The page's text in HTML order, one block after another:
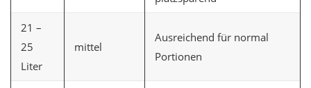
21 –
25
Liter
mittel
Ausreichend für normal
Portionen